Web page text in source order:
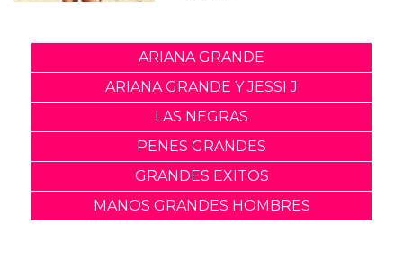
ARIANA GRANDE
ARIANA GRANDE Y JESSI J
LAS NEGRAS
PENES GRANDES
GRANDES EXITOS
MANOS GRANDES HOMBRES